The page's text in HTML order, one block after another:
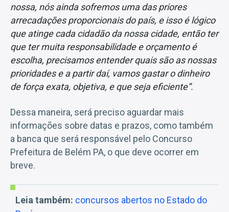
nossa, nós ainda sofremos uma das priores
arrecadações proporcionais do país, e isso é lógico
que atinge cada cidadão da nossa cidade, então ter
que ter muita responsabilidade e orçamento é
escolha, precisamos entender quais são as nossas
prioridades e a partir daí, vamos gastar o dinheiro
de força exata, objetiva, e que seja eficiente”.
Dessa maneira, será preciso aguardar mais
informações sobre datas e prazos, como também
a banca que será responsável pelo Concurso
Prefeitura de Belém PA, o que deve ocorrer em
breve.
Leia também: concursos abertos no Estado do